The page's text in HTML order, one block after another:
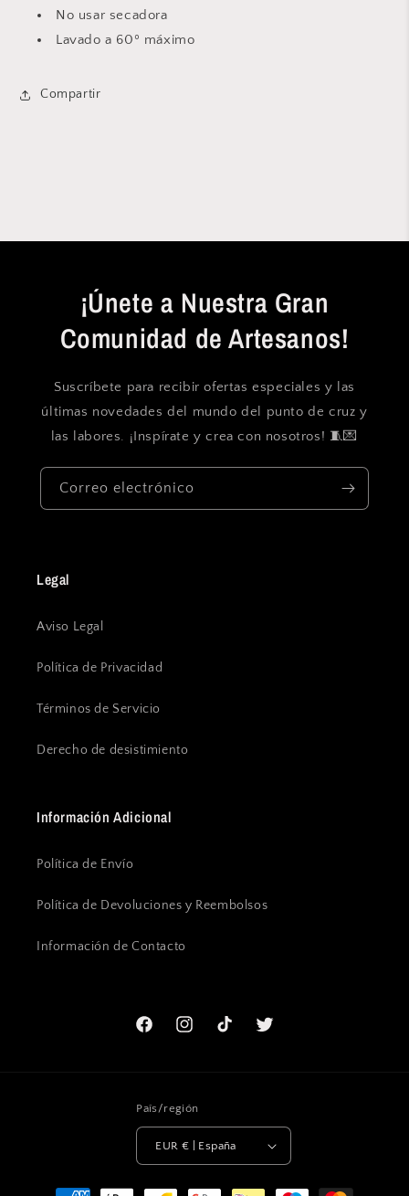
No usar secadora
Lavado a 60º máximo
Compartir
¡Únete a Nuestra Gran
Comunidad de Artesanos!
Suscríbete para recibir ofertas especiales y las
últimas novedades del mundo del punto de cruz y
las labores. ¡Inspírate y crea con nosotros! 🧵💌
Correo electrónico
Legal
Aviso Legal
Política de Privacidad
Términos de Servicio
Derecho de desistimiento
Información Adicional
Política de Envío
Política de Devoluciones y Reembolsos
Información de Contacto
FacebookInstagramTikTok Twitter
País/región
EUR € | España
Formas